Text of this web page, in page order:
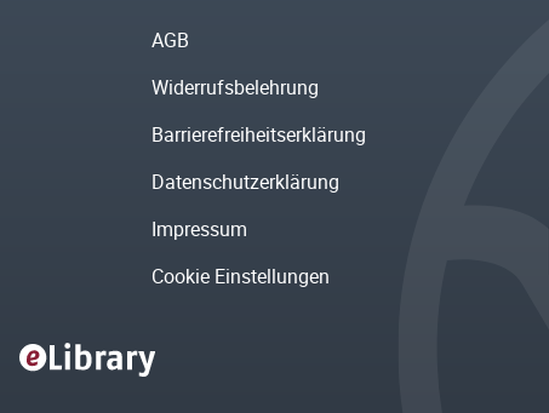
AGB
Widerrufsbelehrung
Barrierefreiheitserklärung
Datenschutzerklärung
Impressum
Cookie Einstellungen